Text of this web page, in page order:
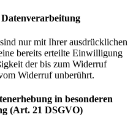
nur mit Ihrer ausdrücklichen
bereits erteilte Einwilligung
der bis zum Widerruf
Widerruf unberührt.
in besonderen
(Art. 21 DSGVO)